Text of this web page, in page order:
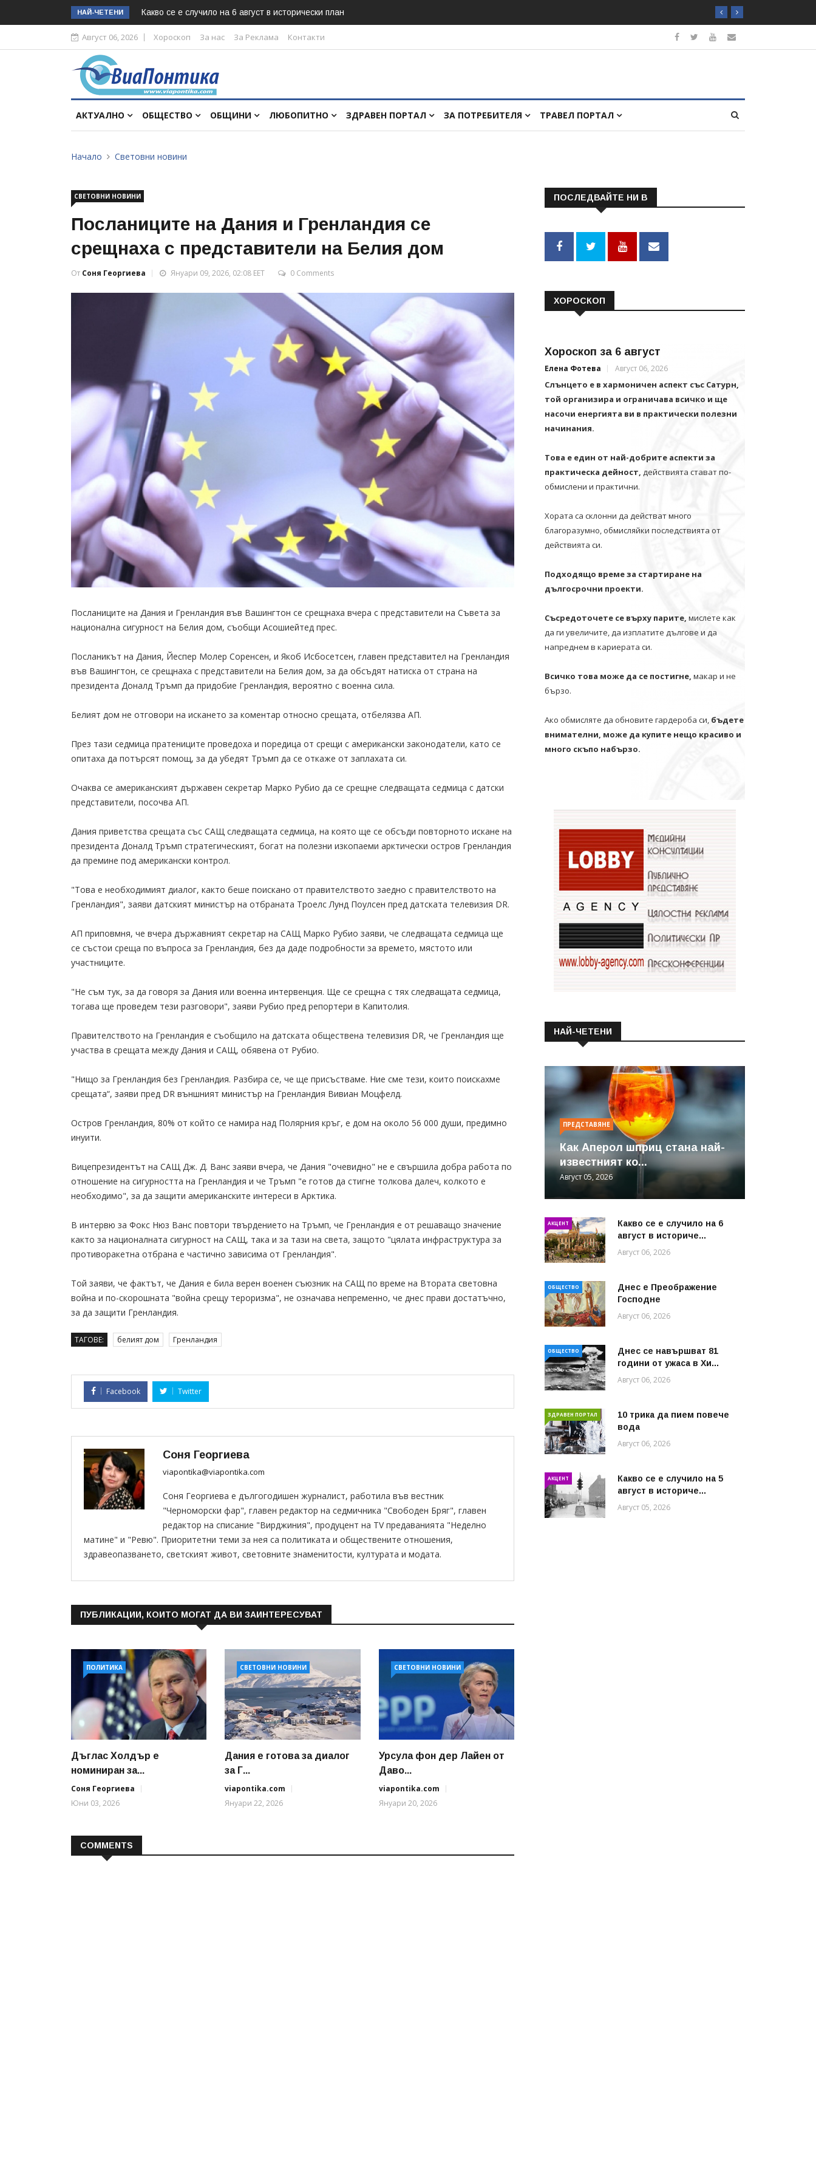
НАЙ-ЧЕТЕНИ Какво се е случило на 6 август в исторически план
Август 06, 2026 Хороскоп За нас За Реклама Контакти
АКТУАЛНО ОБЩЕСТВО ОБЩИНИ ЛЮБОПИТНО ЗДРАВЕН ПОРТАЛ ЗА ПОТРЕБИТЕЛЯ ТРАВЕЛ ПОРТАЛ
Начало Световни новини
СВЕТОВНИ НОВИНИ
Посланиците на Дания и Гренландия се
срещнаха с представители на Белия дом
От Соня Георгиева Януари 09, 2026, 02:08 EET 0 Comments
Посланиците на Дания и Гренландия във Вашингтон се срещнаха вчера с представители на Съвета за
национална сигурност на Белия дом, съобщи Асошиейтед прес.
Посланикът на Дания, Йеспер Молер Соренсен, и Якоб Исбосетсен, главен представител на Гренландия
във Вашингтон, се срещнаха с представители на Белия дом, за да обсъдят натиска от страна на
президента Доналд Тръмп да придобие Гренландия, вероятно с военна сила.
Белият дом не отговори на искането за коментар относно срещата, отбелязва АП.
През тази седмица пратениците проведоха и поредица от срещи с американски законодатели, като се
опитаха да потърсят помощ, за да убедят Тръмп да се откаже от заплахата си.
Очаква се американският държавен секретар Марко Рубио да се срещне следващата седмица с датски
представители, посочва АП.
Дания приветства срещата със САЩ следващата седмица, на която ще се обсъди повторното искане на
президента Доналд Тръмп стратегическият, богат на полезни изкопаеми арктически остров Гренландия
да премине под американски контрол.
"Това е необходимият диалог, както беше поискано от правителството заедно с правителството на
Гренландия", заяви датският министър на отбраната Троелс Лунд Поулсен пред датската телевизия DR.
АП приповмня, че вчера държавният секретар на САЩ Марко Рубио заяви, че следващата седмица ще
се състои среща по въпроса за Гренландия, без да даде подробности за времето, мястото или
участниците.
"Не съм тук, за да говоря за Дания или военна интервенция. Ще се срещна с тях следващата седмица,
тогава ще проведем тези разговори", заяви Рубио пред репортери в Капитолия.
Правителството на Гренландия е съобщило на датската обществена телевизия DR, че Гренландия ще
участва в срещата между Дания и САЩ, обявена от Рубио.
"Нищо за Гренландия без Гренландия. Разбира се, че ще присъстваме. Ние сме тези, които поискахме
срещата“, заяви пред DR външният министър на Гренландия Вивиан Моцфелд.
Остров Гренландия, 80% от който се намира над Полярния кръг, е дом на около 56 000 души, предимно
инуити.
Вицепрезидентът на САЩ Дж. Д. Ванс заяви вчера, че Дания "очевидно" не е свършила добра работа по
отношение на сигурността на Гренландия и че Тръмп "е готов да стигне толкова далеч, колкото е
необходимо", за да защити американските интереси в Арктика.
В интервю за Фокс Нюз Ванс повтори твърдението на Тръмп, че Гренландия е от решаващо значение
както за националната сигурност на САЩ, така и за тази на света, защото "цялата инфраструктура за
противоракетна отбрана е частично зависима от Гренландия".
Той заяви, че фактът, че Дания е била верен военен съюзник на САЩ по време на Втората световна
война и по-скорошната "война срещу тероризма", не означава непременно, че днес прави достатъчно,
за да защити Гренландия.
ТАГОВЕ: белият дом Гренландия
Facebook Twitter
Соня Георгиева
viapontika@viapontika.com
Соня Георгиева е дългогодишен журналист, работила във вестник
"Черноморски фар", главен редактор на седмичника "Свободен Бряг", главен
редактор на списание "Вирджиния", продуцент на TV предаванията "Неделно
матине" и "Ревю". Приоритетни теми за нея са политиката и обществените отношения,
здравеопазването, светският живот, световните знаменитости, културата и модата.
ПУБЛИКАЦИИ, КОИТО МОГАТ ДА ВИ ЗАИНТЕРЕСУВАТ
ПОЛИТИКА
Дъглас Холдър е
номиниран за...
Соня Георгиева
Юни 03, 2026
СВЕТОВНИ НОВИНИ
Дания е готова за диалог
за Г...
viapontika.com
Януари 22, 2026
СВЕТОВНИ НОВИНИ
Урсула фон дер Лайен от
Даво...
viapontika.com
Януари 20, 2026
COMMENTS
ПОСЛЕДВАЙТЕ НИ В
ХОРОСКОП
Хороскоп за 6 август
Елена Фотева Август 06, 2026
Слънцето е в хармоничен аспект със Сатурн,
той организира и ограничава всичко и щe
насочи енергията ви в практически полезни
начинания.
Това е един от най-добрите аспекти за
практическа дейност, действията стават по-
обмислени и практични.
Хората са склонни да действат много
благоразумно, обмисляйки последствията от
действията си.
Подходящо време за стартиране на
дългосрочни проекти.
Съсредоточете се върху парите, мислете как
да ги увеличите, да изплатите дългове и да
напреднем в кариерата си.
Всичко това може да се постигне, макар и не
бързо.
Ако обмисляте да обновите гардероба си, бъдете
внимателни, може да купите нещо красиво и
много скъпо набързо.
НАЙ-ЧЕТЕНИ
ПРЕДСТАВЯНЕ
Как Аперол шприц стана най-
известният ко...
Август 05, 2026
АКЦЕНТ
Какво се е случило на 6
август в историче...
Август 06, 2026
ОБЩЕСТВО
Днес е Преображение
Господне
Август 06, 2026
ОБЩЕСТВО
Днес се навършват 81
години от ужаса в Хи...
Август 06, 2026
ЗДРАВЕН ПОРТАЛ
10 трика да пием повече
вода
Август 06, 2026
АКЦЕНТ
Какво се е случило на 5
август в историче...
Август 05, 2026